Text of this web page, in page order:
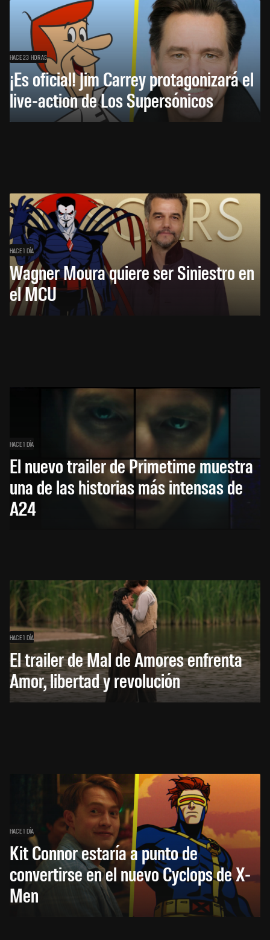
HACE 23 HORAS
¡Es oficial! Jim Carrey protagonizará el
live-action de Los Supersónicos
HACE 1 DÍA
Wagner Moura quiere ser Siniestro en
el MCU
HACE 1 DÍA
El nuevo trailer de Primetime muestra
una de las historias más intensas de
A24
HACE 1 DÍA
El trailer de Mal de Amores enfrenta
Amor, libertad y revolución
HACE 1 DÍA
Kit Connor estaría a punto de
convertirse en el nuevo Cyclops de X-
Men